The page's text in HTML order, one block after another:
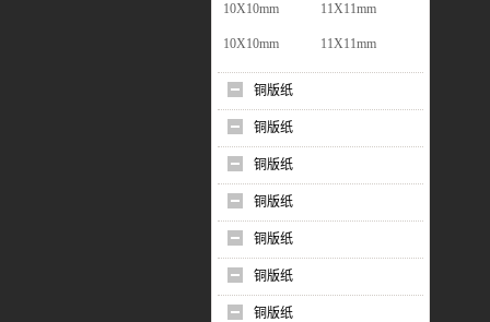
10X10mm 11X11mm
10X10mm 11X11mm
铜版纸
铜版纸
铜版纸
铜版纸
铜版纸
铜版纸
铜版纸